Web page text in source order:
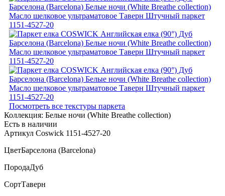
Посмотреть все текстуры паркета
Коллекция: Белые ночи (White Breathe collection)
Есть в наличии
Артикул Coswick 1151-4527-20
ЦветБарселона (Barcelona)
ПородаДуб
СортТаверн